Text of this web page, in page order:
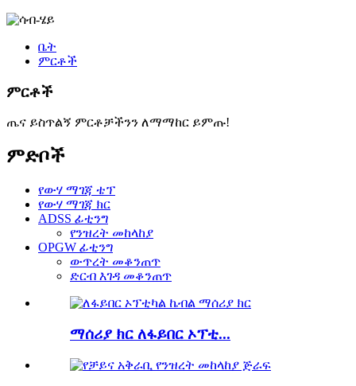
ቤት
ምርቶች
ምርቶች
ጤና ይስጥልኝ ምርቶቻችንን ለማማከር ይምጡ!
ምድቦች
የውሃ ማገጃ ቴፕ
የውሃ ማገጃ ክር
ADSS ፊቲንግ
የንዝረት መከላከያ
OPGW ፊቲንግ
ውጥረት መቆንጠጥ
ድርብ እገዳ መቆንጠጥ
ማሰሪያ ክር ለፋይበር ኦፕቲ...